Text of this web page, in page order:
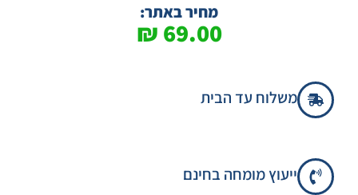
מחיר באתר:
69.00
₪
משלוח עד הבית
ייעוץ מומחה בחינם